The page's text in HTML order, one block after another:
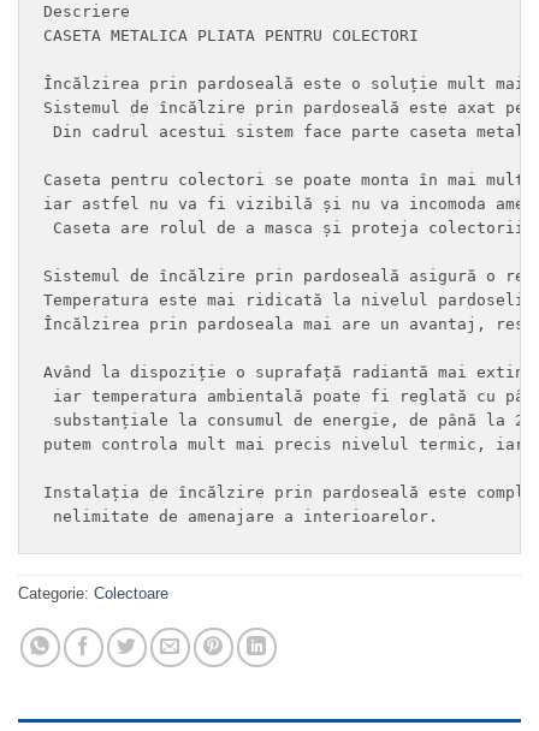
Descriere
CASETA METALICA PLIATA PENTRU COLECTORI
Încălzirea prin pardoseală este o soluție mult
Sistemul de încălzire prin pardoseală este axat
Din cadrul acestui sistem face parte caseta
Caseta pentru colectori se poate monta în mai
iar astfel nu va fi vizibilă și nu va incomoda
Caseta are rolul de a masca și proteja
Sistemul de încălzire prin pardoseală asigură
Temperatura este mai ridicată la nivelul
Încălzirea prin pardoseala mai are un avantaj,
Având la dispoziție o suprafață radiantă mai
iar temperatura ambientală poate fi reglată cu
substanțiale la consumul de energie, de până la
putem controla mult mai precis nivelul termic, iar
Instalația de încălzire prin pardoseală este
nelimitate de amenajare a interioarelor.
Categorie: Colectoare